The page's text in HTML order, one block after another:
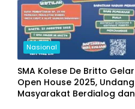
Nasional
SMA Kolese De Britto Gelar
Open House 2025, Undang
Masyarakat Berdialog dan